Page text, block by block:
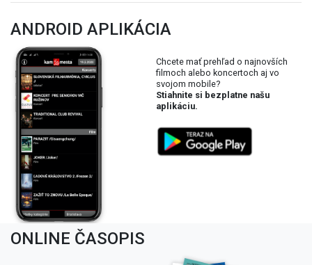
ANDROID APLIKÁCIA
Chcete mať prehľad o najnovších
filmoch alebo koncertoch aj vo
svojom mobile?
Stiahnite si bezplatne našu
aplikáciu.
ONLINE ČASOPIS